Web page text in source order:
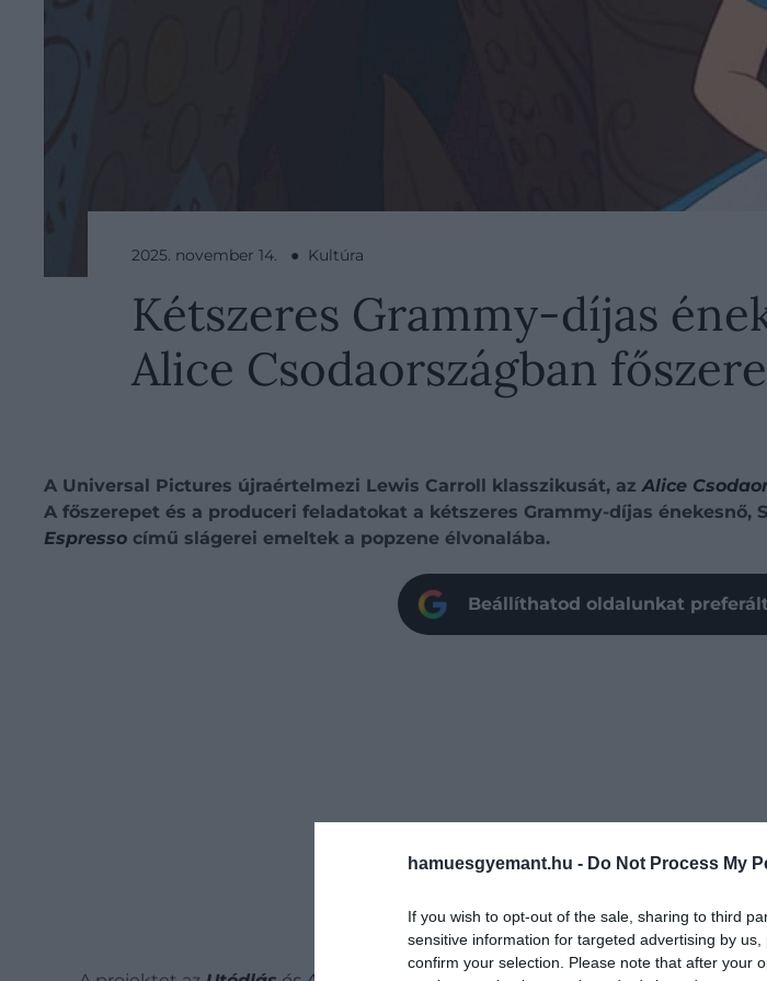
hamuesgyemant.hu - Do Not Process My
If you wish to opt-out of the sale, sharing to third
sensitive information for targeted advertising by
confirm your selection. Please note that after your
2025. november 14. ● Kultúra
Kétszeres Grammy-díjas
Alice Csodaországban
A Universal Pictures újraértelmezi Lewis Carroll klasszikusát, az Alice
A főszerepet és a produceri feladatokat a kétszeres Grammy-díjas
Espresso című slágerei emeltek a popzene élvonalába.
Beállíthatod oldalunkat